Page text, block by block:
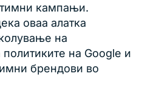
кампањи.
оваа алатка
на
на Google и
брендови во